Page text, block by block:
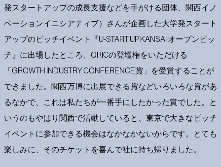
発スタートアップの成長支援などを手がける団体、関西イノ
ベーションイニシアティブ）さんが企画した大学発スタート
アップのピッチイベント『U-START UP KANSAI オープンピッ
チ』に出場したところ、GRICの登壇権をいただける
「GROWTH INDUSTRY CONFERENCE賞」を受賞することが
できました。関西万博に出展できる賞などいろいろな賞があ
るなかで、これは私たちが一番手にしたかった賞でした。と
いうのもやはり関西で活動していると、東京で大きなピッチ
イベントに参加できる機会はなかなかないからです。とても
楽しみに、そのチケットを喜んで社に持ち帰りました。